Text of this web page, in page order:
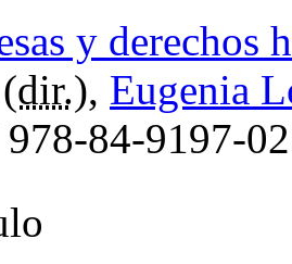
y derechos
(dir.), Eugenia
978-84-9197-